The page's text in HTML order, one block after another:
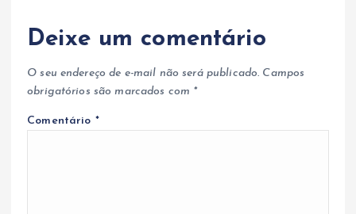
Deixe um comentário
O seu endereço de e-mail não será publicado. Campos
obrigatórios são marcados com *
Comentário *